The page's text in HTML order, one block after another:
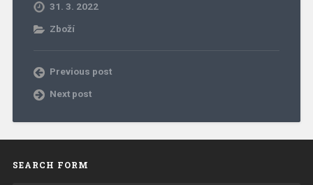
31. 3. 2022
Zboží
Previous post
Next post
SEARCH FORM